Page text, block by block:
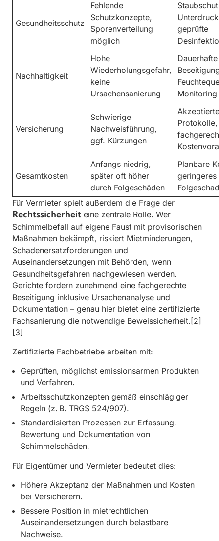
Gesundheitsschutz
Fehlende
Schutzkonzepte,
Sporenverteilung
möglich
geprüfte
Nachhaltigkeit
Hohe
Wiederholungsgefahr,
keine
Ursachensanierung
Dauerhafte
Monitoring
Versicherung
Schwierige
Nachweisführung,
ggf. Kürzungen
Akzeptierte
Protokolle,
Gesamtkosten
Anfangs niedrig,
später oft höher
durch Folgeschäden
Planbare
geringeres
Für Vermieter spielt außerdem die Frage der
Rechtssicherheit eine zentrale Rolle. Wer
Schimmelbefall auf eigene Faust mit provisorischen
Maßnahmen bekämpft, riskiert Mietminderungen,
Schadenersatzforderungen und
Auseinandersetzungen mit Behörden, wenn
Gesundheitsgefahren nachgewiesen werden.
Gerichte fordern zunehmend eine fachgerechte
Beseitigung inklusive Ursachenanalyse und
Dokumentation – genau hier bietet eine zertifizierte
Fachsanierung die notwendige Beweissicherheit.[2]
[3]
Zertifizierte Fachbetriebe arbeiten mit:
Geprüften, möglichst emissionsarmen Produkten
und Verfahren.
Arbeitsschutzkonzepten gemäß einschlägiger
Regeln (z. B. TRGS 524/907).
Standardisierten Prozessen zur Erfassung,
Bewertung und Dokumentation von
Schimmelschäden.
Für Eigentümer und Vermieter bedeutet dies:
Höhere Akzeptanz der Maßnahmen und Kosten
bei Versicherern.
Bessere Position in mietrechtlichen
Auseinandersetzungen durch belastbare
Nachweise.